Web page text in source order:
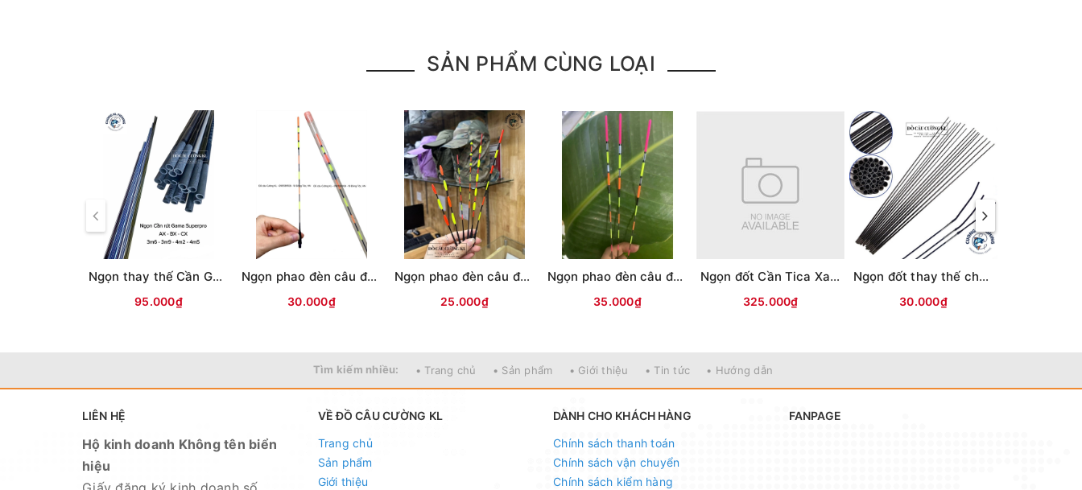
SẢN PHẨM CÙNG LOẠI
Ngọn thay thế Cần Gama Superpro
95.000₫
Ngọn phao đèn câu đài (Thường/Cảm ứng)
30.000₫
Ngọn phao đèn câu đài - Tăm 3 hạt (21cm)
25.000₫
Ngọn phao đèn câu đài CẢM ỨNG thông minh (22cm)
35.000₫
Ngọn đốt Cần Tica Xanh
325.000₫
Ngọn đốt thay thế cho cần tay 3TT
30.000₫
Tìm kiếm nhiều: • Trang chủ • Sản phẩm • Giới thiệu • Tin tức • Hướng dẫn
LIÊN HỆ
Hộ kinh doanh Không tên biển
hiệu
VỀ ĐỒ CÂU CƯỜNG KL
Trang chủ
Sản phẩm
Giới thiệu
DÀNH CHO KHÁCH HÀNG
Chính sách thanh toán
Chính sách vận chuyển
Chính sách kiểm hàng
FANPAGE